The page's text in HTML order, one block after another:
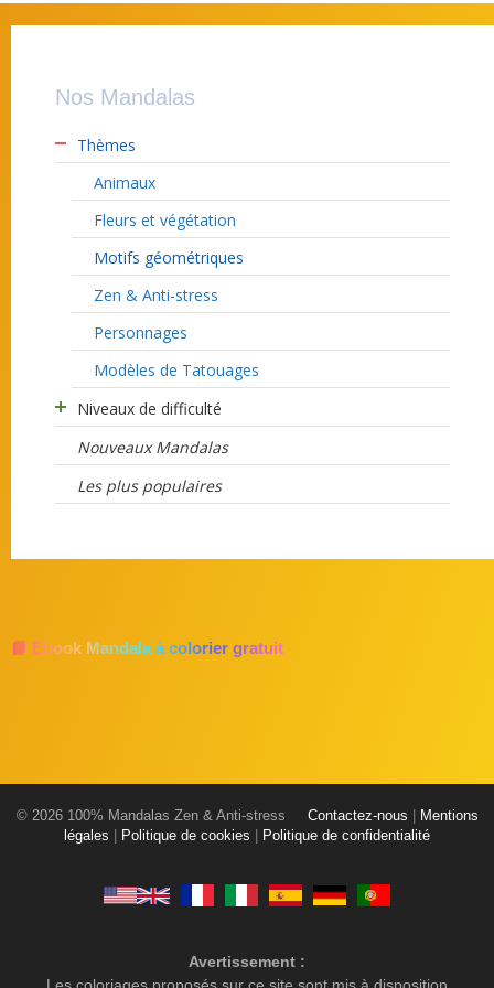
Nos Mandalas
Thèmes
Animaux
Fleurs et végétation
Motifs géométriques
Zen & Anti-stress
Personnages
Modèles de Tatouages
Niveaux de difficulté
Nouveaux Mandalas
Les plus populaires
📘 Ebook Mandala à colorier gratuit
© 2026 100% Mandalas Zen & Anti-stress Contactez-nous
Mentions
légales
Politique de cookies Politique de confidentialité
Avertissement :